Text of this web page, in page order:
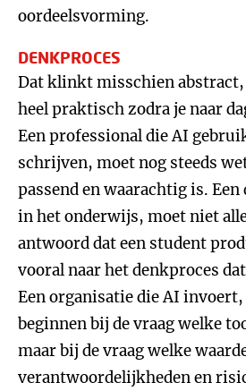
oordeelsvorming.
DENKPROCES
Dat klinkt misschien
heel praktisch zodra je naar
Een professional die AI
schrijven, moet nog steeds
passend en waarachtig is.
in het onderwijs, moet niet
antwoord dat een student
vooral naar het denkproces
Een organisatie die AI
beginnen bij de vraag welke
maar bij de vraag welke
verantwoordelijkheden en